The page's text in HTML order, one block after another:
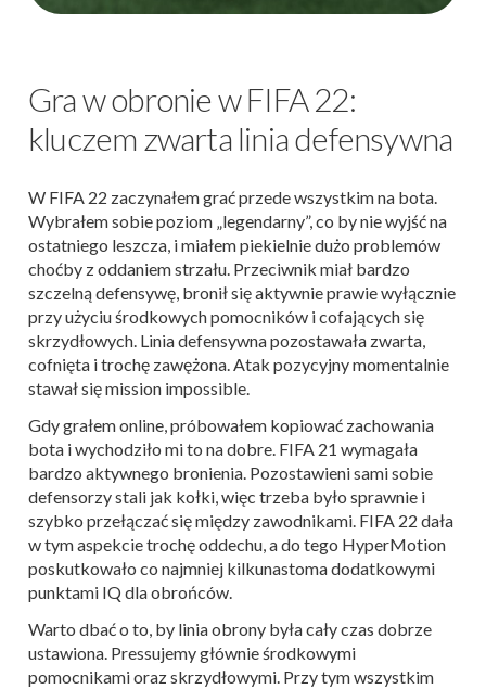
Gra w obronie w FIFA 22:
kluczem zwarta linia defensywna
W FIFA 22 zaczynałem grać przede wszystkim na bota.
Wybrałem sobie poziom „legendarny”, co by nie wyjść na
ostatniego leszcza, i miałem piekielnie dużo problemów
choćby z oddaniem strzału. Przeciwnik miał bardzo
szczelną defensywę, bronił się aktywnie prawie wyłącznie
przy użyciu środkowych pomocników i cofających się
skrzydłowych. Linia defensywna pozostawała zwarta,
cofnięta i trochę zawężona. Atak pozycyjny momentalnie
stawał się mission impossible.
Gdy grałem online, próbowałem kopiować zachowania
bota i wychodziło mi to na dobre. FIFA 21 wymagała
bardzo aktywnego bronienia. Pozostawieni sami sobie
defensorzy stali jak kołki, więc trzeba było sprawnie i
szybko przełączać się między zawodnikami. FIFA 22 dała
w tym aspekcie trochę oddechu, a do tego HyperMotion
poskutkowało co najmniej kilkunastoma dodatkowymi
punktami IQ dla obrońców.
Warto dbać o to, by linia obrony była cały czas dobrze
ustawiona. Pressujemy głównie środkowymi
pomocnikami oraz skrzydłowymi. Przy tym wszystkim